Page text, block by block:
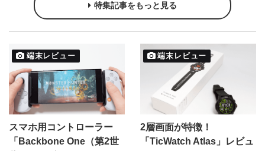
特集記事をもっと見る
端末レビュー
スマホ用コントローラー
「Backbone One（第2世
端末レビュー
2層画面が特徴！
「TicWatch Atlas」レビュ